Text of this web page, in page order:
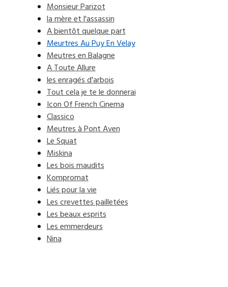
Monsieur Parizot
la mère et l'assassin
A bientôt quelque part
Meurtres Au Puy En Velay
Meutres en Balagne
A Toute Allure
les enragés d'arbois
Tout cela je te le donnerai
Icon Of French Cinema
Classico
Meutres à Pont Aven
Le Squat
Miskina
Les bois maudits
Kompromat
Liés pour la vie
Les crevettes pailletées
Les beaux esprits
Les emmerdeurs
Nina